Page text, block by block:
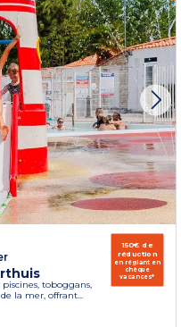
toboggans,
la mer, offrant...
150€ de
réduction
en réglant en
chèque
vacances*